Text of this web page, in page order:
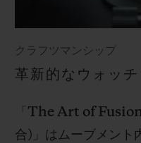
クラフツマンシップ
革新的なウォッ
The Art of
合) 」はムーブメン